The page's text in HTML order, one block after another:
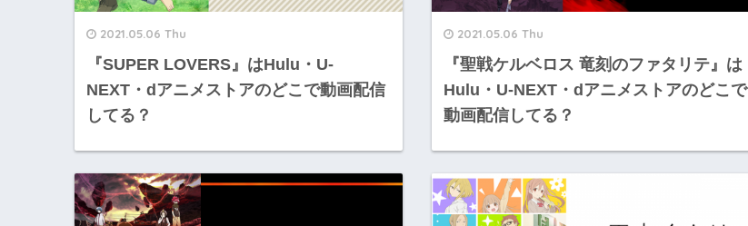
2021.05.06 Thu
『SUPER LOVERS』はHulu・U-
NEXT・dアニメストアのどこで動画配信
してる？
2021.05.06 Thu
『聖戦ケルベロス 竜刻のファタリテ』は
Hulu・U-NEXT・dアニメストアのどこで
動画配信してる？